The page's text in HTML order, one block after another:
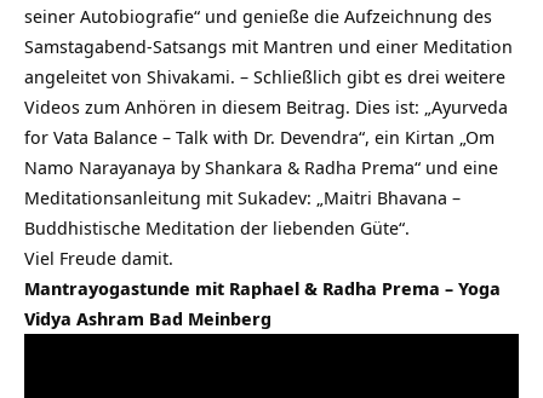
seiner Autobiografie“ und genieße die Aufzeichnung des
Samstagabend-Satsangs mit Mantren und einer Meditation
angeleitet von Shivakami. – Schließlich gibt es drei weitere
Videos zum Anhören in diesem Beitrag. Dies ist: „Ayurveda
for Vata Balance – Talk with Dr. Devendra“, ein Kirtan „Om
Namo Narayanaya by Shankara & Radha Prema“ und eine
Meditationsanleitung mit Sukadev: „Maitri Bhavana –
Buddhistische Meditation der liebenden Güte“.
Viel Freude damit.
Mantrayogastunde mit Raphael & Radha Prema – Yoga
Vidya Ashram Bad Meinberg